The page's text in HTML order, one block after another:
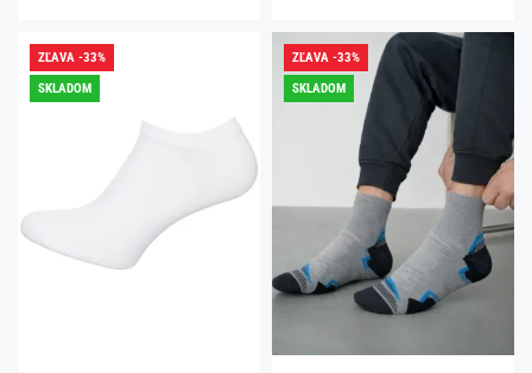
ZĽAVA -33%
SKLADOM
ZĽAVA -33%
SKLADOM